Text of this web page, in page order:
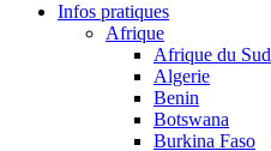
Infos pratiques
Afrique
Afrique du Sud
Algerie
Benin
Botswana
Burkina Faso